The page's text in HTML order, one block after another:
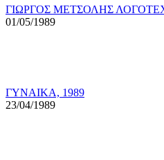
ΓΙΩΡΓΟΣ ΜΕΤΣΟΛΗΣ
01/05/1989
ΓΥΝΑΙΚΑ, 1989
23/04/1989